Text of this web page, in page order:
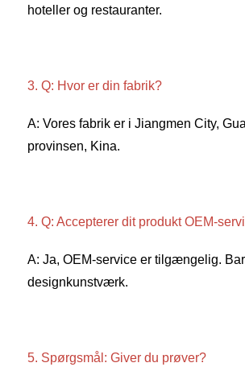
hoteller og restauranter.
3. Q: Hvor er din fabrik?
A: Vores fabrik er i Jiangmen City,
provinsen, Kina.
4. Q: Accepterer dit produkt OEM-
A: Ja, OEM-service er tilgængelig.
designkunstværk.
5. Spørgsmål: Giver du prøver?